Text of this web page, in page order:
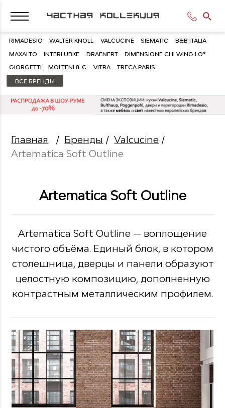
RIMADESIO WALTER KNOLL VALCUCINE SIEMATIC B&B ITALIA
MAXALTO INTERLUBKE DRAENERT DIMENSIONE CHI WING LO®
GIORGETTI MOLTENI & C VITRA TRECA PARIS
ВСЕ БРЕНДЫ
Главная / Бренды /Valcucine /
Artematica Soft Outline
Artematica Soft Outline
Artematica Soft Outline — воплощение
чистого объёма. Единый блок, в котором
столешница, дверцы и панели образуют
целостную композицию, дополненную
контрастным металлическим профилем.